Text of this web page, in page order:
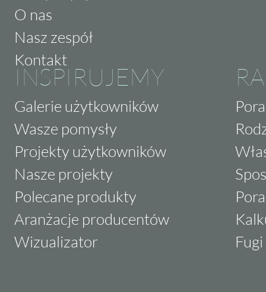
O nas
Nasz zespół
Kontakt
INSPIRUJEMY
Galerie użytkowników
Wasze pomysły
Projekty użytkowników
Nasze projekty
Polecane produkty
Aranżacje producentów
Wizualizator